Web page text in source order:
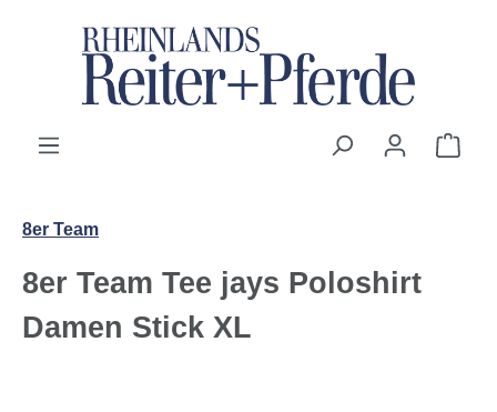
Zum Hauptinhalt springen
8er Team
8er Team Tee jays Poloshirt
Damen Stick XL